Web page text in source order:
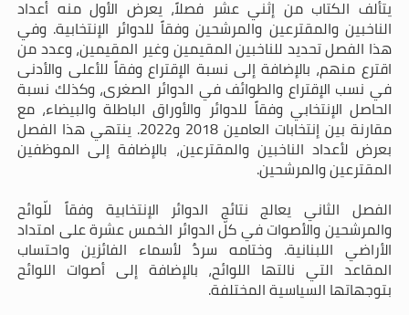
يتألف الكتاب من إثني عشر فصلاً، يعرض الأول منه أعداد
الناخبين والمقترعين والمرشحين وفقاً للدوائر الإنتخابية. وفي
هذا الفصل تحديد للناخبين المقيمين وغير المقيمين، وعدد من
اقترع منهم، بالإضافة إلى نسبة الإقتراع وفقاً للأعلى والأدنى
في نسب الإقتراع والطوائف في الدوائر الصغرى، وكذلك نسبة
الحاصل الإنتخابي وفقاً للدوائر والأوراق الباطلة والبيضاء، مع
مقارنة بين إنتخابات العامين 2018 و2022. ينتهي هذا الفصل
بعرض لأعداد الناخبين والمقترعين، بالإضافة إلى الموظفين
المقترعين والمرشحين.
الفصل الثاني يعالج نتائج الدوائر الإنتخابية وفقاً للّوائح
والمرشحين والأصوات في كلّ الدوائر الخمس عشرة على امتداد
الأراضي اللبنانية. وختامه سردٌ لأسماء الفائزين واحتساب
المقاعد التي نالتها اللوائح، بالإضافة إلى أصوات اللوائح
بتوجهاتها السياسية المختلفة.